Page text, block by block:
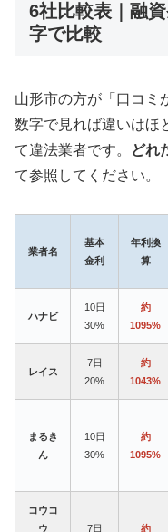
6社比較表｜融
字で比較
山形市の方が「口コミ
数字で見れば違いはほ
て違法業者です。
どれ
て参照してください。
業者名
基本
金利
年利換
算
ハナビ
10日
30%
約
1095%
レイス
7日
20%
約
1043%
まるき
ん
10日
30%
約
1095%
コウコ
ウ
7日
約